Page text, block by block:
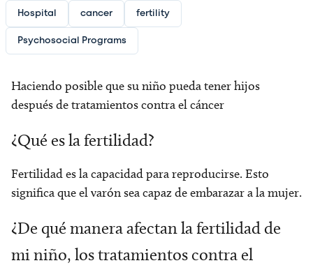
Hospital cancer fertility
Psychosocial Programs
Haciendo posible que su niño pueda tener hijos
después de tratamientos contra el cáncer
¿Qué es la fertilidad?
Fertilidad es la capacidad para reproducirse. Esto
significa que el varón sea capaz de embarazar a la mujer.
¿De qué manera afectan la fertilidad de
mi niño, los tratamientos contra el